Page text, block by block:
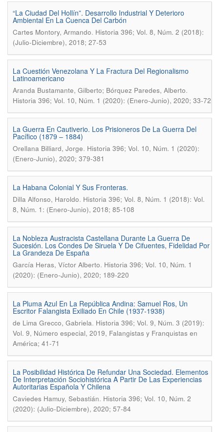
“La Ciudad Del Hollín”. Desarrollo Industrial Y Deterioro
Ambiental En La Cuenca Del Carbón
Cartes Montory, Armando. Historia 396; Vol. 8, Núm. 2 (2018):
(Julio-Diciembre), 2018; 27-53
La Cuestión Venezolana Y La Fractura Del Regionalismo
Latinoamericano
Aranda Bustamante, Gilberto; Bórquez Paredes, Alberto.
Historia 396; Vol. 10, Núm. 1 (2020): (Enero-Junio), 2020; 33-72
La Guerra En Cautiverio. Los Prisioneros De La Guerra Del
Pacífico (1879 – 1884)
Orellana Billiard, Jorge. Historia 396; Vol. 10, Núm. 1 (2020):
(Enero-Junio), 2020; 379-381
La Habana Colonial Y Sus Fronteras.
Dilla Alfonso, Haroldo. Historia 396; Vol. 8, Núm. 1 (2018): Vol.
8, Núm. 1: (Enero-Junio), 2018; 85-108
La Nobleza Austracista Castellana Durante La Guerra De
Sucesión. Los Condes De Siruela Y De Cifuentes, Fidelidad Por
La Grandeza De España
García Heras, Víctor Alberto. Historia 396; Vol. 10, Núm. 1
(2020): (Enero-Junio), 2020; 189-220
La Pluma Azul En La República Andina: Samuel Ros, Un
Escritor Falangista Exiliado En Chile (1937-1938)
de Lima Grecco, Gabriela. Historia 396; Vol. 9, Núm. 3 (2019):
Vol. 9, Número especial, 2019, Falangistas y Franquistas en
América; 41-71
La Posibilidad Histórica De Refundar Una Sociedad. Elementos
De Interpretación Sociohistórica A Partir De Las Experiencias
Autoritarias Española Y Chilena
Caviedes Hamuy, Sebastián. Historia 396; Vol. 10, Núm. 2
(2020): (Julio-Diciembre), 2020; 57-84